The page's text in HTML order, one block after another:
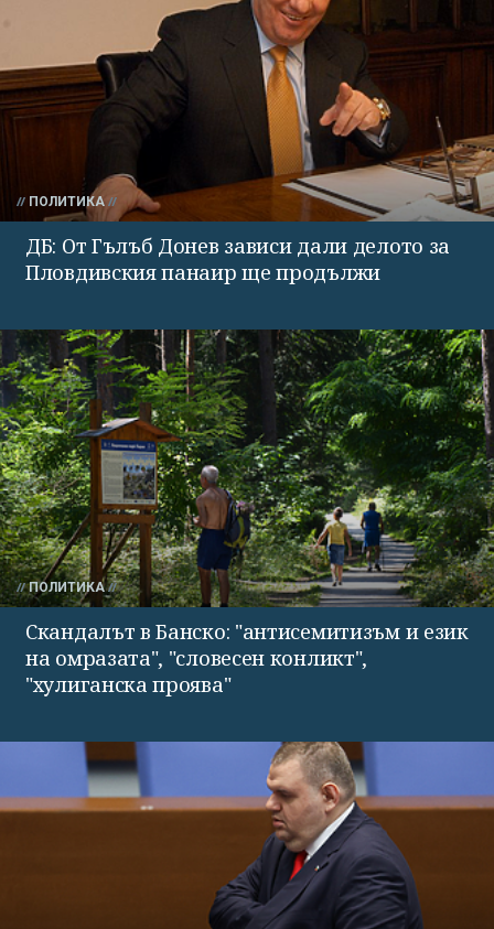
ПОЛИТИКА
ДБ: От Гълъб Донев зависи дали делото за
Пловдивския панаир ще продължи
ПОЛИТИКА
Скандалът в Банско: "антисемитизъм и език
на омразата", "словесен конликт",
"хулиганска проява"